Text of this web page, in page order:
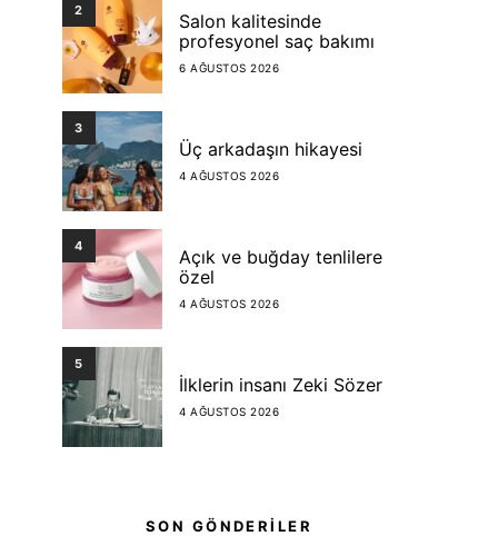
2
Salon kalitesinde
profesyonel saç bakımı
6 AĞUSTOS 2026
3
Üç arkadaşın hikayesi
4 AĞUSTOS 2026
4
Açık ve buğday tenlilere
özel
4 AĞUSTOS 2026
5
İlklerin insanı Zeki Sözer
4 AĞUSTOS 2026
SON GÖNDERİLER